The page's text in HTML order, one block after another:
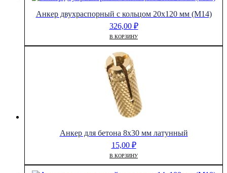
Анкер двухраспорный с кольцом 20х120 мм (М14)
326,00 ₽
В КОРЗИНУ
Анкер для бетона 8х30 мм латунный
15,00 ₽
В КОРЗИНУ